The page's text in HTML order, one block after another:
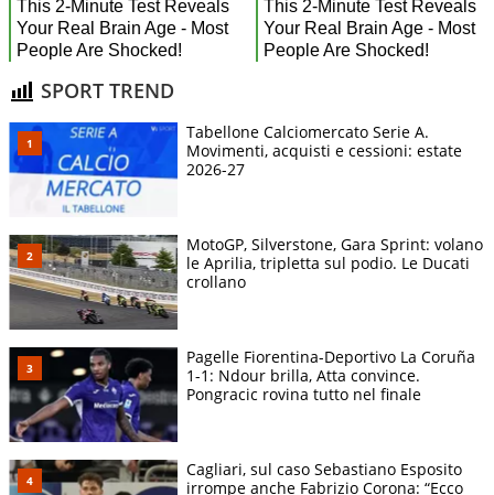
SPORT TREND
Tabellone Calciomercato Serie A.
Movimenti, acquisti e cessioni: estate
2026-27
MotoGP, Silverstone, Gara Sprint: volano
le Aprilia, tripletta sul podio. Le Ducati
crollano
Pagelle Fiorentina-Deportivo La Coruña
1-1: Ndour brilla, Atta convince.
Pongracic rovina tutto nel finale
Cagliari, sul caso Sebastiano Esposito
irrompe anche Fabrizio Corona: “Ecco